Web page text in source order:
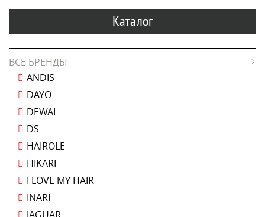
Каталог
ВСЕ БРЕНДЫ
ANDIS
DAYO
DEWAL
DS
HAIROLE
HIKARI
I LOVE MY HAIR
INARI
JAGUAR